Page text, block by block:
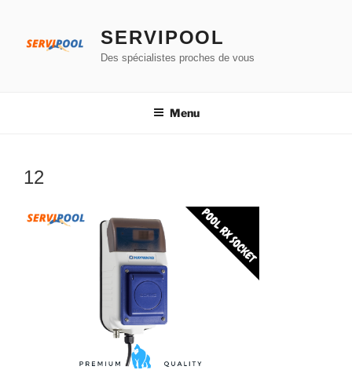
contenu
SERVIPOOL
Des spécialistes proches de vous
Menu
12